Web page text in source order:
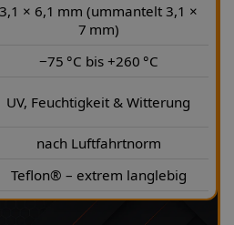
3,1 × 6,1 mm (ummantelt 3,1 ×
7 mm)
−75 °C bis +260 °C
UV, Feuchtigkeit & Witterung
nach Luftfahrtnorm
Teflon® – extrem langlebig